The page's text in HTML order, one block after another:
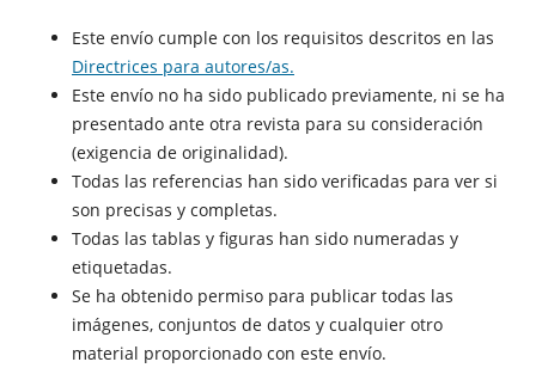
Este envío cumple con los requisitos descritos en las
Directrices para autores/as.
Este envío no ha sido publicado previamente, ni se ha
presentado ante otra revista para su consideración
(exigencia de originalidad).
Todas las referencias han sido verificadas para ver si
son precisas y completas.
Todas las tablas y figuras han sido numeradas y
etiquetadas.
Se ha obtenido permiso para publicar todas las
imágenes, conjuntos de datos y cualquier otro
material proporcionado con este envío.